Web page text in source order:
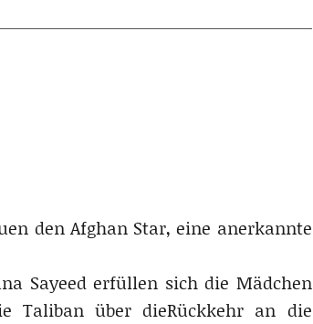
den Afghan Star, eine anerkannte
Sayeed erfüllen sich die Mädchen
Taliban über dieRückkehr an die